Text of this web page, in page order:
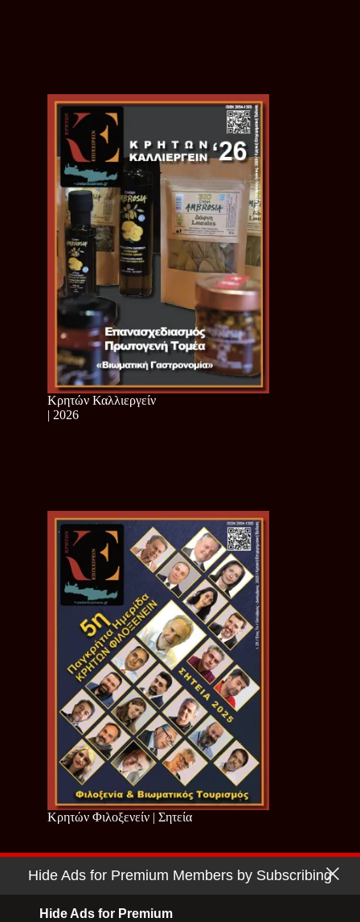
Κρητών Καλλιεργείν
| 2026
Κρητών Φιλοξενείν | Σητεία
Copyright © 2026 - Cretan Business | Κρητών Επιχειρείν
Hide Ads for Premium Members by Subscribing
Hide Ads for Premium